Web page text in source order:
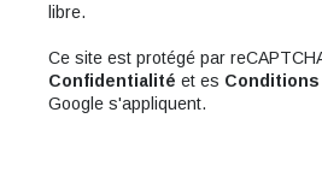
libre.
Ce site est protégé par
Confidentialité et es
Google s'appliquent.